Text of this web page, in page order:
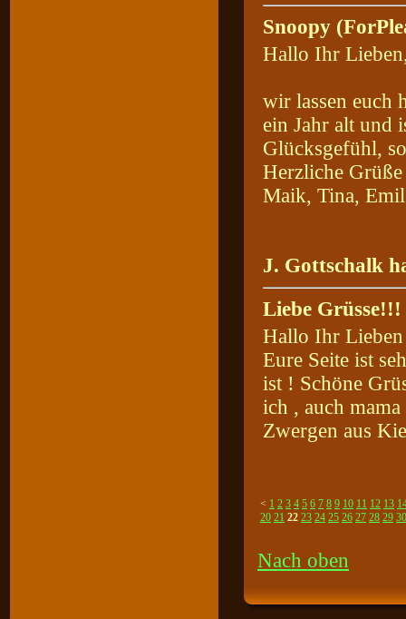
Snoopy
Hallo Ihr
wir lassen euch
ein Jahr alt und
Glücksgefühl,
Herzliche
Maik, Tina,
J. Gottschalk
Liebe Grüsse!!!
Hallo Ihr Lieben
Eure Seite ist
ist ! Schöne
ich , auch
Zwergen aus
< 1 2 3 4 5 6 7 8 9 10 11 12 13
20 21 22 23 24 25 26 27 28 29 30
Nach oben